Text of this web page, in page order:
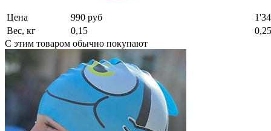
Цена 990 руб
Вес, кг
0,15
0,25
С этим товаром обычно покупают